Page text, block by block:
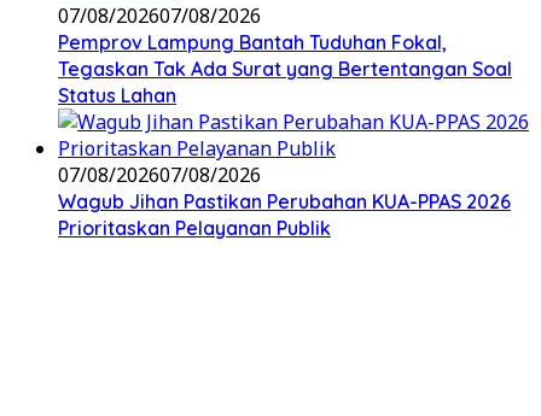
07/08/202607/08/2026
Pemprov Lampung Bantah Tuduhan Fokal,
Tegaskan Tak Ada Surat yang Bertentangan Soal
Status Lahan
07/08/202607/08/2026
Wagub Jihan Pastikan Perubahan KUA-PPAS 2026
Prioritaskan Pelayanan Publik